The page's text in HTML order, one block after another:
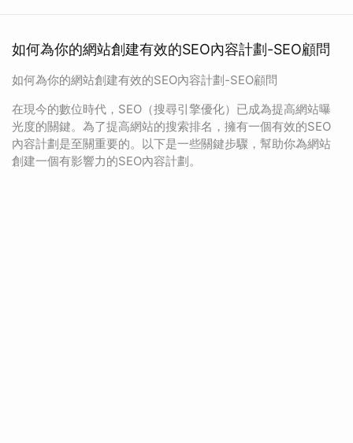
如何為你的網站創建有效的SEO內容計劃-SEO顧問
如何為你的網站創建有效的SEO內容計劃-SEO顧問
在現今的數位時代，SEO（搜尋引擎優化）已成為提高網站曝
光度的關鍵。為了提高網站的搜索排名，擁有一個有效的SEO
內容計劃是至關重要的。以下是一些關鍵步驟，幫助你為網站
創建一個有影響力的SEO內容計劃。